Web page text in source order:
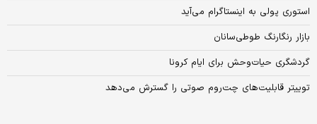
استوری پولی به اینستاگرام می‌آید
بازار رنگارنگ طوطی‌‌سانان
گردشگری حیات‌وحش برای ایام کرونا
توییتر قابلیت‌های چت‌روم صوتی را گسترش می‌دهد